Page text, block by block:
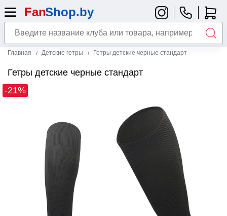
Главная Детские гетры Гетры детские черные стандарт
Гетры детские черные стандарт
-21%